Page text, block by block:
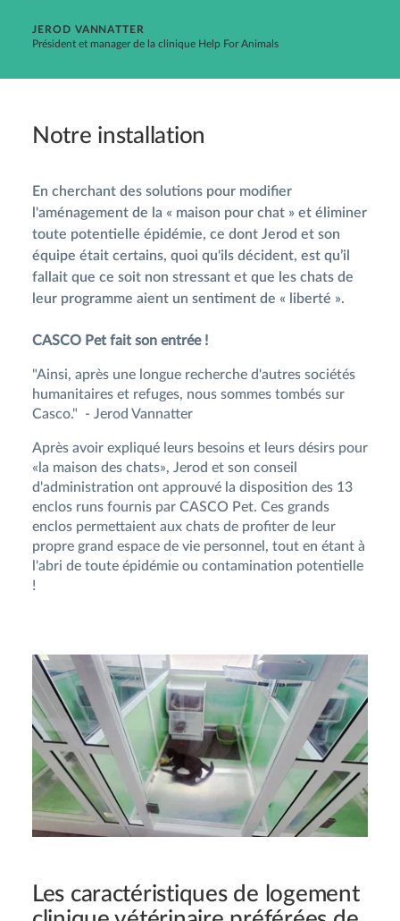
JEROD VANNATTER
Président et manager de la clinique Help For Animals
Notre installation
En cherchant des solutions pour modifier
l'aménagement de la « maison pour chat » et éliminer
toute potentielle épidémie, ce dont Jerod et son
équipe était certains, quoi qu'ils décident, est qu’il
fallait que ce soit non stressant et que les chats de
leur programme aient un sentiment de « liberté ».
CASCO Pet fait son entrée !
"Ainsi, après une longue recherche d'autres sociétés
humanitaires et refuges, nous sommes tombés sur
Casco." - Jerod Vannatter
Après avoir expliqué leurs besoins et leurs désirs pour
«la maison des chats», Jerod et son conseil
d'administration ont approuvé la disposition des 13
enclos runs fournis par CASCO Pet. Ces grands
enclos permettaient aux chats de profiter de leur
propre grand espace de vie personnel, tout en étant à
l'abri de toute épidémie ou contamination potentielle
!
Les caractéristiques de logement